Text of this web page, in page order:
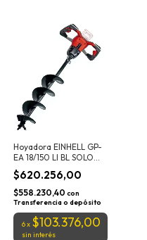
Hoyadora EINHELL GP-
EA 18/150 LI BL SOLO
C/MECHA
$620.256,00
$558.230,40 con
Transferencia o depósito
6x $103.376,00
sin interés